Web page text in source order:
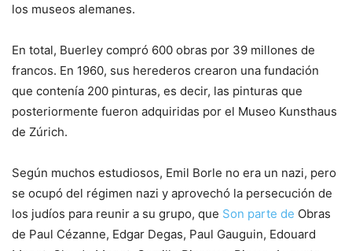
los museos alemanes.
En total, Buerley compró 600 obras por 39 millones de
francos. En 1960, sus herederos crearon una fundación
que contenía 200 pinturas, es decir, las pinturas que
posteriormente fueron adquiridas por el Museo Kunsthaus
de Zúrich.
Según muchos estudiosos, Emil Borle no era un nazi, pero
se ocupó del régimen nazi y aprovechó la persecución de
los judíos para reunir a su grupo, que Son parte de Obras
de Paul Cézanne, Edgar Degas, Paul Gauguin, Edouard